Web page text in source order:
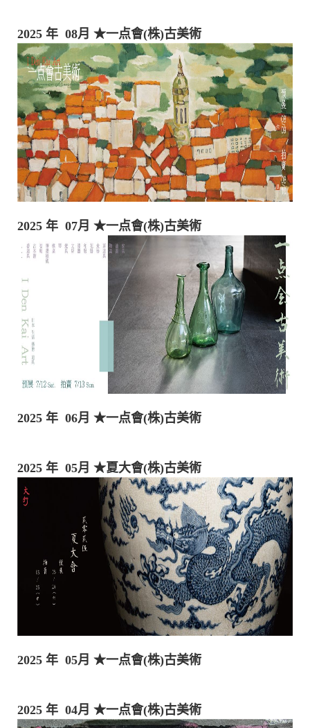
2025 年 08月 ★一点會(株)古美術
2025 年 07月 ★一点會(株)古美術
2025 年 06月 ★一点會(株)古美術
2025 年 05月 ★夏大會(株)古美術
2025 年 05月 ★一点會(株)古美術
2025 年 04月 ★一点會(株)古美術